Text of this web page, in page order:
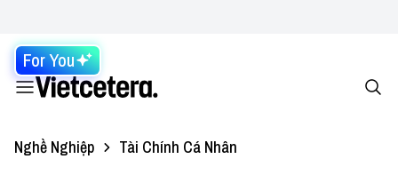
For You
Nghề Nghiệp Tài Chính Cá Nhân